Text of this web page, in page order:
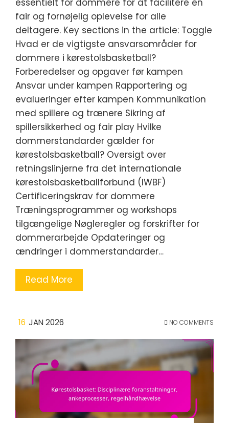
essentielt for dommere for at facilitere en
fair og fornøjelig oplevelse for alle
deltagere. Key sections in the article: Toggle
Hvad er de vigtigste ansvarsområder for
dommere i kørestolsbasketball?
Forberedelser og opgaver før kampen
Ansvar under kampen Rapportering og
evalueringer efter kampen Kommunikation
med spillere og trænere Sikring af
spillersikkerhed og fair play Hvilke
dommerstandarder gælder for
kørestolsbasketball? Oversigt over
retningslinjerne fra det internationale
kørestolsbasketballforbund (IWBF)
Certificeringskrav for dommere
Træningsprogrammer og workshops
tilgængelige Nøgleregler og forskrifter for
dommerarbejde Opdateringer og
ændringer i dommerstandarder…
Read More
16 JAN 2026 NO COMMENTS